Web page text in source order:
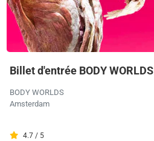
Billet d'entrée BODY WORLDS
BODY WORLDS
Amsterdam
4.7 / 5